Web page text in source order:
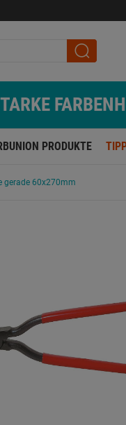
PRODUKTE
gerade 60x270mm